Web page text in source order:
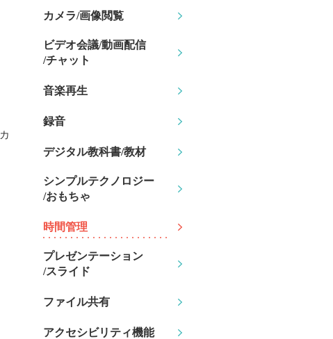
カメラ/画像閲覧
ビデオ会議/動画配信
/チャット
音楽再生
録音
デジタル教科書/教材
シンプルテクノロジー
/おもちゃ
時間管理
プレゼンテーション
/スライド
ファイル共有
アクセシビリティ機能